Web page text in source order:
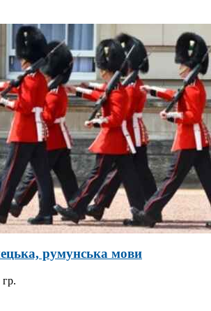
румунська мови